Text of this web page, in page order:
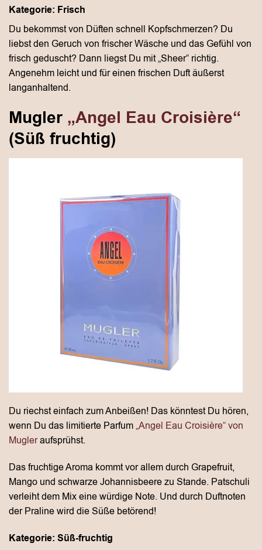
Kategorie: Frisch
Du bekommst von Düften schnell Kopfschmerzen? Du
liebst den Geruch von frischer Wäsche und das Gefühl von
frisch geduscht? Dann liegst Du mit „Sheer“ richtig.
Angenehm leicht und für einen frischen Duft äußerst
langanhaltend.
Mugler „Angel Eau Croisière“
(Süß fruchtig)
Du riechst einfach zum Anbeißen! Das könntest Du hören,
wenn Du das limitierte Parfum„Angel Eau Croisière“ von
Mugleraufsprühst.
Das fruchtige Aroma kommt vor allem durch Grapefruit,
Mango und schwarze Johannisbeere zu Stande. Patschuli
verleiht dem Mix eine würdige Note. Und durch Duftnoten
der Praline wird die Süße betörend!
Kategorie: Süß-fruchtig